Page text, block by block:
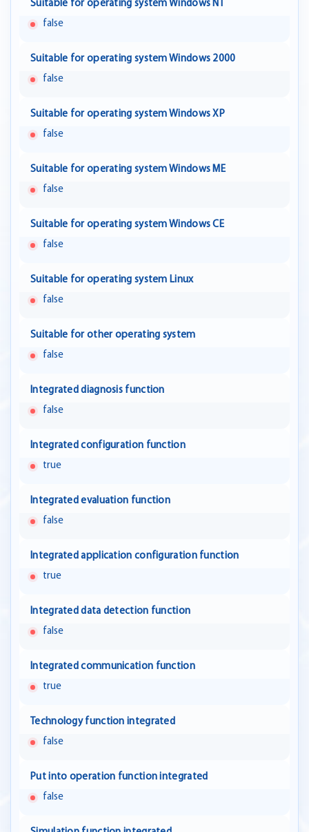
Suitable for operating system Windows NT
false
Suitable for operating system Windows 2000
false
Suitable for operating system Windows XP
false
Suitable for operating system Windows ME
false
Suitable for operating system Windows CE
false
Suitable for operating system Linux
false
Suitable for other operating system
false
Integrated diagnosis function
false
Integrated configuration function
true
Integrated evaluation function
false
Integrated application configuration function
true
Integrated data detection function
false
Integrated communication function
true
Technology function integrated
false
Put into operation function integrated
false